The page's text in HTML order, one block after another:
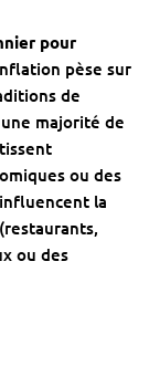
pour
pèse sur
de
majorité de
ou des
influencent la
ou des